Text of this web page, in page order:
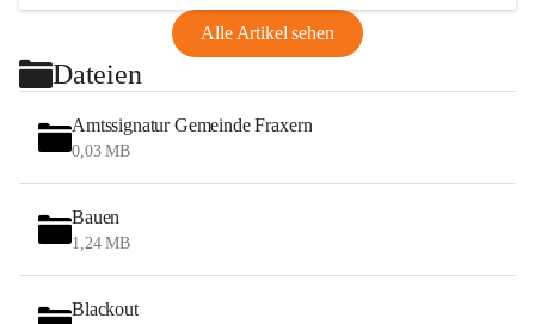
Alle Artikel sehen
Dateien
Amtssignatur Gemeinde Fraxern
0,03 MB
Bauen
1,24 MB
Blackout